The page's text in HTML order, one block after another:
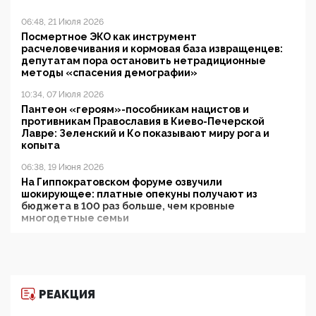
06:48, 21 Июля 2026
Посмертное ЭКО как инструмент
расчеловечивания и кормовая база извращенцев:
депутатам пора остановить нетрадиционные
методы «спасения демографии»
10:34, 07 Июля 2026
Пантеон «героям»-пособникам нацистов и
противникам Православия в Киево-Печерской
Лавре: Зеленский и Ко показывают миру рога и
копыта
06:38, 19 Июня 2026
На Гиппократовском форуме озвучили
шокирующее: платные опекуны получают из
бюджета в 100 раз больше, чем кровные
многодетные семьи
11:53, 09 Июня 2026
РЕАКЦИЯ